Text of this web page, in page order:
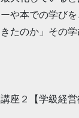
ーや本での学び
きたのか」その
講座２【学級経